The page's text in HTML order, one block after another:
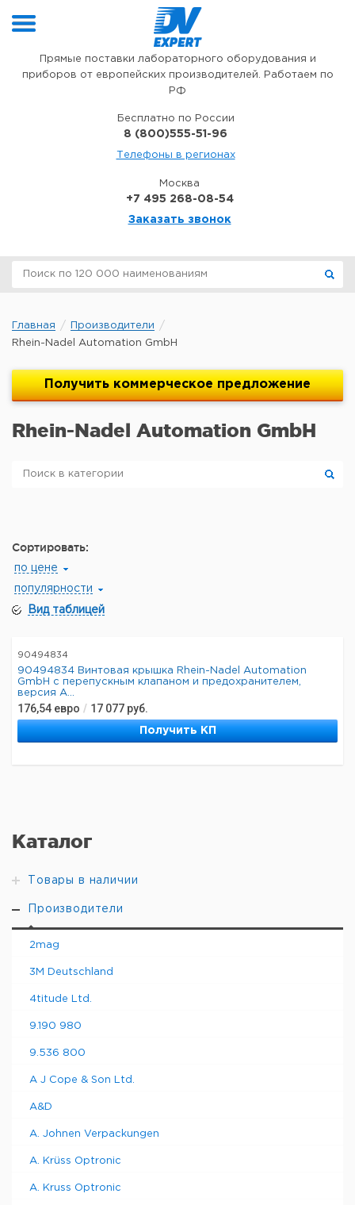
Прямые поставки лабораторного оборудования и
приборов от европейских производителей. Работаем по
РФ
Бесплатно по России
8 (800)555-51-96
Телефоны в регионах
Москва
+7 495 268-08-54
Заказать звонок
Главная
Производители
Rhein-Nadel Automation GmbH
Получить коммерческое предложение
Каталог
Товары в наличии
Производители
2mag
3M Deutschland
4titude Ltd.
9.190 980
9.536 800
A J Cope & Son Ltd.
A&D
A. Johnen Verpackungen
A. Krüss Optronic
A. Kruss Optronic
Rhein-Nadel Automation GmbH
Сортировать:
по цене
популярности
Вид таблицей
90494834
90494834 Винтовая крышка Rhein-Nadel Automation
GmbH с перепускным клапаном и предохранителем,
версия A...
176,54 евро / 17 077 руб.
Получить КП